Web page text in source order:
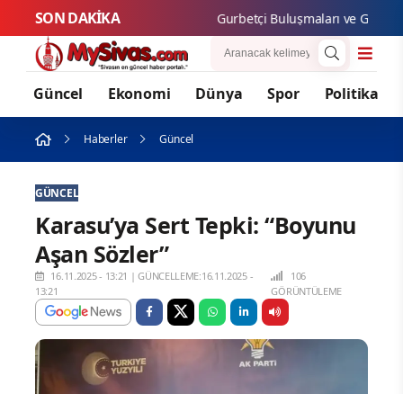
SON DAKİKA Gurbetçi Buluşmaları ve
Güncel Ekonomi Dünya Spor Politika
Haberler Güncel
GÜNCEL
Karasu’ya Sert Tepki: “Boyunu
Aşan Sözler”
16.11.2025 - 13:21 |GÜNCELLEME:16.11.2025 -
13:21
106
GÖRÜNTÜLEME